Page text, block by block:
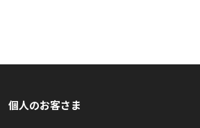
個人のお客さま